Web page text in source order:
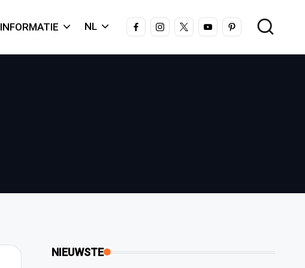
INFORMATIE NL FACEBOOKINSTAGRAM
X YOUTUBEPINTEREST
NIEUWSTE